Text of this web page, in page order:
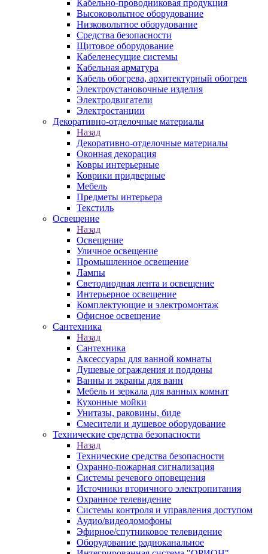
Кабельно-проводниковая продукция
Высоковольтное оборудование
Низковольтное оборудование
Средства безопасности
Щитовое оборудование
Кабеленесущие системы
Кабельная арматура
Кабель обогрева, архитектурный обогрев
Электроустановочные изделия
Электродвигатели
Электростанции
Декоративно-отделочные материалы
Назад
Декоративно-отделочные материалы
Оконная декорация
Ковры интерьерные
Коврики придверные
Мебель
Предметы интерьера
Текстиль
Освещение
Назад
Освещение
Уличное освещение
Промышленное освещение
Лампы
Светодиодная лента и освещение
Интерьерное освещение
Комплектующие и электромонтаж
Офисное освещение
Сантехника
Назад
Сантехника
Аксессуары для ванной комнаты
Душевые ограждения и поддоны
Ванны и экраны для ванн
Мебель и зеркала для ванных комнат
Кухонные мойки
Унитазы, раковины, биде
Смесители и душевое оборудование
Технические средства безопасности
Назад
Технические средства безопасности
Охранно-пожарная сигнализация
Системы речевого оповещения
Источники вторичного электропитания
Охранное телевидение
Системы контроля и управления доступом
Аудио/видеодомофоны
Эфирное/спутниковое телевидение
Оборудование радиоканальное